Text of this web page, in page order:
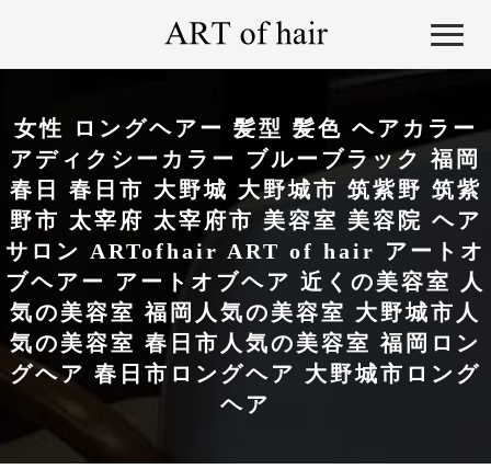
女性 ロングヘアー 髪型 髪色 ヘアカラー
アディクシーカラー ブルーブラック 福岡
春日 春日市 大野城 大野城市 筑紫野 筑紫
野市 太宰府 太宰府市 美容室 美容院 ヘア
サロン ARTofhair ART of hair アートオ
ブヘアー アートオブヘア 近くの美容室 人
気の美容室 福岡人気の美容室 大野城市人
気の美容室 春日市人気の美容室 福岡ロン
グヘア 春日市ロングヘア 大野城市ロング
ヘア